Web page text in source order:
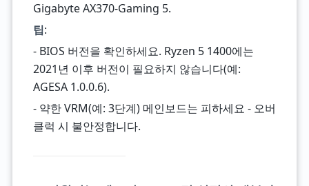
Gigabyte AX370-Gaming 5.
팁:
- BIOS 버전을 확인하세요. Ryzen 5 1400에는
2021년 이후 버전이 필요하지 않습니다(예:
AGESA 1.0.0.6).
- 약한 VRM(예: 3단계) 메인보드는 피하세요 - 오버
클럭 시 불안정합니다.